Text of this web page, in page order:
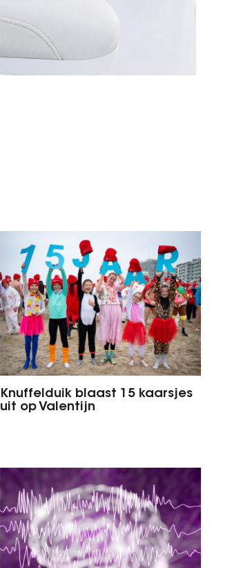
Knuffelduik blaast 15 kaarsjes
uit op Valentijn